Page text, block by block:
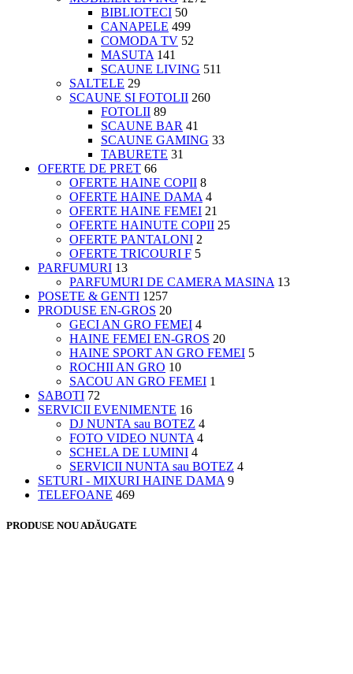
BIBLIOTECI 50
CANAPELE 499
COMODA TV 52
MASUTA 141
SCAUNE LIVING 511
SALTELE 29
SCAUNE SI FOTOLII 260
FOTOLII 89
SCAUNE BAR 41
SCAUNE GAMING 33
TABURETE 31
OFERTE DE PRET 66
OFERTE HAINE COPII 8
OFERTE HAINE DAMA 4
OFERTE HAINE FEMEI 21
OFERTE HAINUTE COPII 25
OFERTE PANTALONI 2
OFERTE TRICOURI F 5
PARFUMURI 13
PARFUMURI DE CAMERA MASINA 13
POSETE & GENTI 1257
PRODUSE EN-GROS 20
GECI AN GRO FEMEI 4
HAINE FEMEI EN-GROS 20
HAINE SPORT AN GRO FEMEI 5
ROCHII AN GRO 10
SACOU AN GRO FEMEI 1
SABOTI 72
SERVICII EVENIMENTE 16
DJ NUNTA sau BOTEZ 4
FOTO VIDEO NUNTA 4
SCHELA DE LUMINI 4
SERVICII NUNTA sau BOTEZ 4
SETURI - MIXURI HAINE DAMA 9
TELEFOANE 469
PRODUSE NOU ADĂUGATE